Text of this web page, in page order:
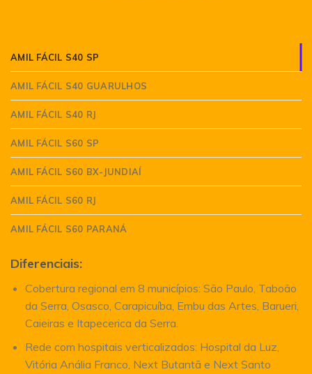
AMIL FÁCIL S40 SP
AMIL FÁCIL S40 GUARULHOS
AMIL FÁCIL S40 RJ
AMIL FÁCIL S60 SP
AMIL FÁCIL S60 BX-JUNDIAÍ
AMIL FÁCIL S60 RJ
AMIL FÁCIL S60 PARANÁ
Diferenciais:
Cobertura regional em 8 municípios: São Paulo, Taboão
da Serra, Osasco, Carapicuíba, Embu das Artes, Barueri,
Caieiras e Itapecerica da Serra.
Rede com hospitais verticalizados: Hospital da Luz,
Vitória Anália Franco, Next Butantã e Next Santo